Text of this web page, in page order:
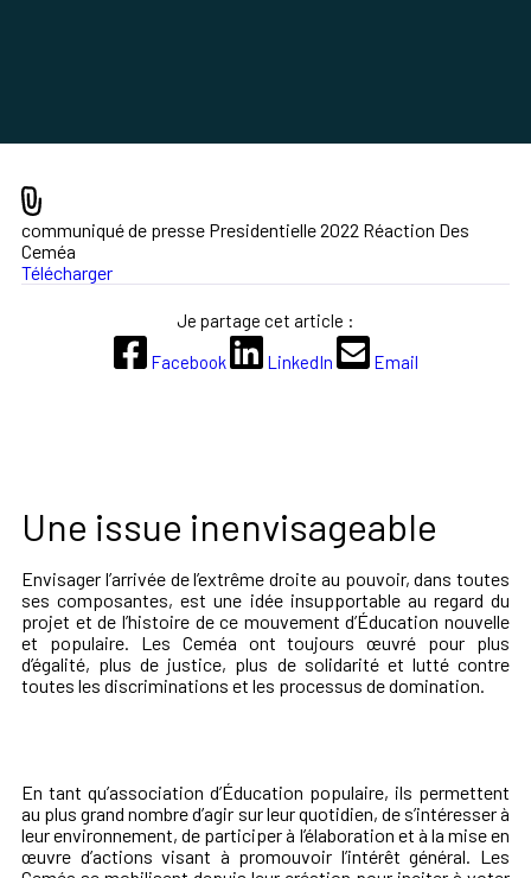
Une issue inenvisageable
Envisager l’arrivée de l’extrême droite au pouvoir, dans toutes
ses composantes, est une idée insupportable au regard du
projet et de l’histoire de ce mouvement d’Éducation nouvelle
et populaire. Les Ceméa ont toujours œuvré pour plus
d’égalité, plus de justice, plus de solidarité et lutté contre
toutes les discriminations et les processus de domination.
En tant qu’association d’Éducation populaire, ils permettent
au plus grand nombre d’agir sur leur quotidien, de s’intéresser à
leur environnement, de participer à l’élaboration et à la mise en
œuvre d’actions visant à promouvoir l’intérêt général. Les
communiqué de presse Presidentielle 2022 Réaction Des
Ceméa
Télécharger
Je partage cet article :
Facebook
LinkedIn Email